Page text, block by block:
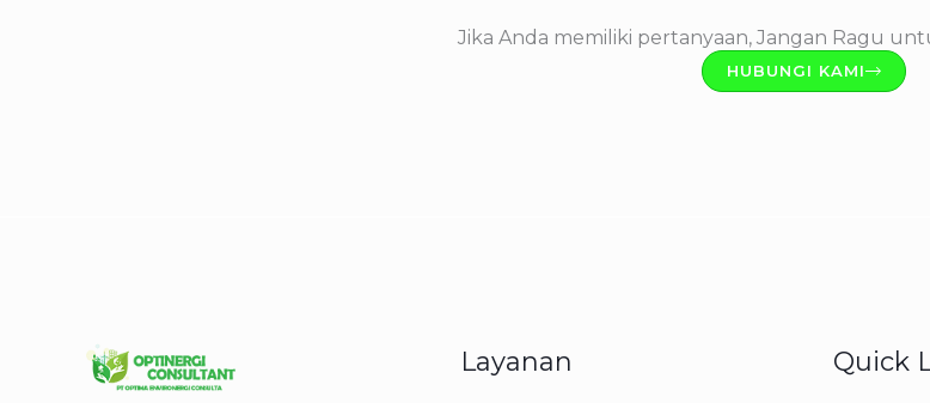
Jika Anda memiliki pertanyaan, Jangan Ragu
HUBUNGI KAMI
Layanan Quick